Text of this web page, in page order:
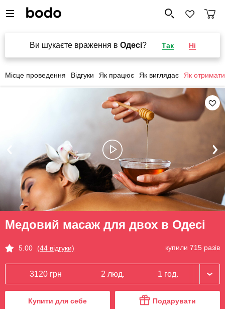
Ви шукаєте враження в Одесі? Так Ні
Місце проведення Відгуки Як працює Як виглядає Як отримати
Медовий масаж для двох в Одесі
5.00 (44 відгуки) купили 715 разів
3120 грн 2 люд. 1 год.
Купити для себе Подарувати